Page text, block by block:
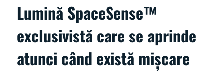
Lumină SpaceSense™
exclusivistă care se aprinde
atunci când există mișcare